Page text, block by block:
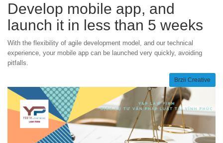
Develop mobile app, and
launch it in less than 5 weeks
With the flexibility of agile development model, and our technical
experience, your mobile app can be launched very quickly, avoiding
pitfalls.
Brzii Creative